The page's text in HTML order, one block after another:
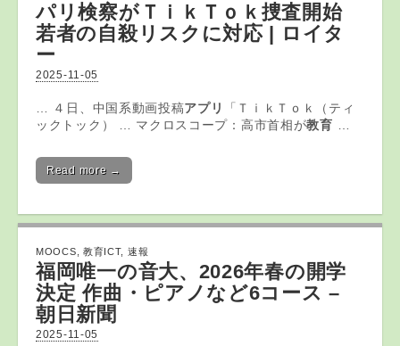
パリ検察がＴｉｋＴｏｋ捜査開始
若者の自殺リスクに対応 | ロイタ
ー
2025-11-05
… ４日、中国系動画投稿アプリ
「ＴｉｋＴｏｋ（ティ
ックトック） … マクロスコープ：高市首相が教育
Read more →
MOOCS 教育ICT, 速報
福岡唯一の音大、2026年春の開学
決定 作曲・ピアノなど6コース –
朝日新聞
2025-11-05